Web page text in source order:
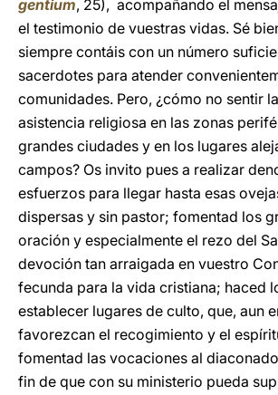
gentium, 25), acompañando el
el testimonio de vuestras vidas. Sé
siempre contáis con un número
sacerdotes para atender
comunidades. Pero, ¿cómo no sentir
asistencia religiosa en las zonas
grandes ciudades y en los lugares
campos? Os invito pues a realizar
esfuerzos para llegar hasta esas
dispersas y sin pastor; fomentad los
oración y especialmente el rezo del
devoción tan arraigada en vuestro
fecunda para la vida cristiana; haced
establecer lugares de culto, que, aun
favorezcan el recogimiento y el
fomentad las vocaciones al
fin de que con su ministerio pueda